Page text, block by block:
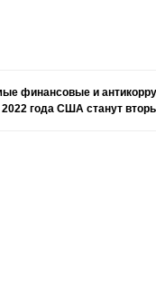
финансовые и
2022 года США станут